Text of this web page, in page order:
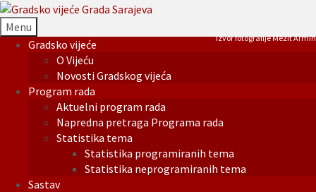
Menu
Gradsko vijeće
O Vijeću
Novosti Gradskog vijeća
Program rada
Aktuelni program rada
Napredna pretraga Programa rada
Statistika tema
Statistika programiranih tema
Statistika neprogramiranih tema
Sastav
Izvor fotografije Mezit Armin